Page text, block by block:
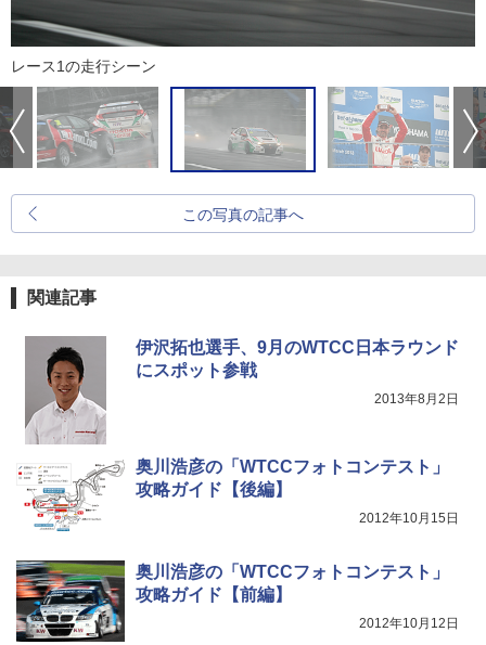
レース1の走行シーン
この写真の記事へ
関連記事
伊沢拓也選手、9月のWTCC日本ラウンド
にスポット参戦
2013年8月2日
奥川浩彦の「WTCCフォトコンテスト」
攻略ガイド【後編】
2012年10月15日
奥川浩彦の「WTCCフォトコンテスト」
攻略ガイド【前編】
2012年10月12日